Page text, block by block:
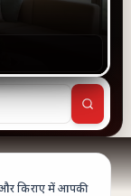
और किराए में आपकी